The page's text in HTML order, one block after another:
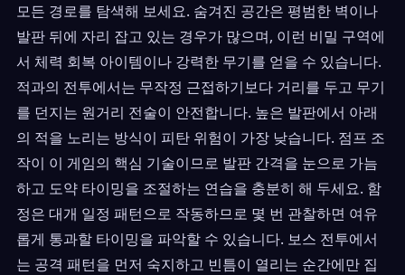
모든 경로를 탐색해 보세요. 숨겨진 공간은 평범한 벽이나
발판 뒤에 자리 잡고 있는 경우가 많으며, 이런 비밀 구역에
서 체력 회복 아이템이나 강력한 무기를 얻을 수 있습니다.
적과의 전투에서는 무작정 근접하기보다 거리를 두고 무기
를 던지는 원거리 전술이 안전합니다. 높은 발판에서 아래
의 적을 노리는 방식이 피탄 위험이 가장 낮습니다. 점프 조
작이 이 게임의 핵심 기술이므로 발판 간격을 눈으로 가늠
하고 도약 타이밍을 조절하는 연습을 충분히 해 두세요. 함
정은 대개 일정 패턴으로 작동하므로 몇 번 관찰하면 여유
롭게 통과할 타이밍을 파악할 수 있습니다. 보스 전투에서
는 공격 패턴을 먼저 숙지하고 빈틈이 열리는 순간에만 집